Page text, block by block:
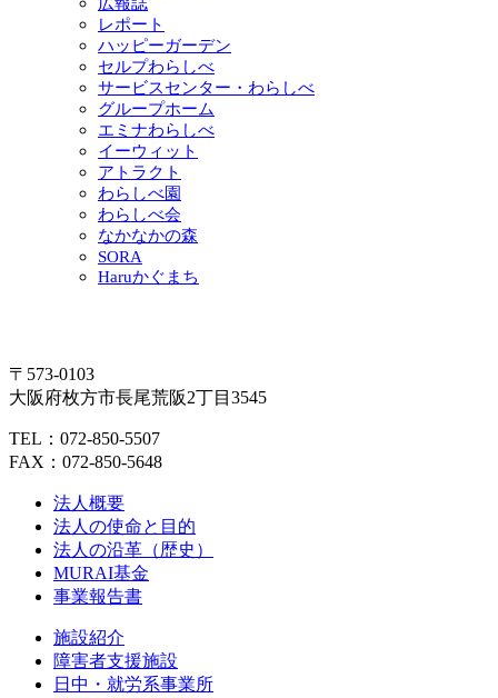
広報誌
レポート
ハッピーガーデン
セルプわらしべ
サービスセンター・わらしべ
グループホーム
エミナわらしべ
イーウィット
アトラクト
わらしべ園
わらしべ会
なかなかの森
SORA
Haruかぐまち
〒573-0103
大阪府枚方市長尾荒阪2丁目3545
TEL：072-850-5507
FAX：072-850-5648
法人概要
法人の使命と目的
法人の沿革（歴史）
MURAI基金
事業報告書
施設紹介
障害者支援施設
日中・就労系事業所